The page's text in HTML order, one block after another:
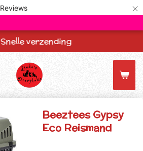
Reviews ×
Snelle verzending
Beeztees Gypsy
Eco Reismand